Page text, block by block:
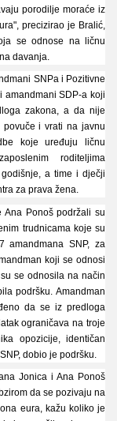
porodilje moraće iz
precizirao je Bralić,
seodnose na ličnu
davanja.
SNPa i Pozitivne
amandmani SDP-a koji
zakona, a da nije
i vrati na javnu
koje uređuju ličnu
roditeljima
a time i dječji
za prava žena.
Ana Ponoš podržali su
trudnicama koje su
amandmana SNP, za
koji se odnosi
se odnosila na način
podršku. Amandman
da se iz predloga
ograničava na troje
opozicije, identičan
dobio je podršku.
Jonica i Ana Ponoš
da se pozivaju na
eura, kažu koliko je